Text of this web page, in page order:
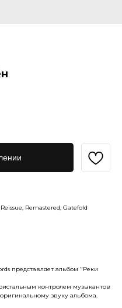
Remastered, Gatefold
представляет альбом "Реки
контролем музыкантов
звуку альбома.